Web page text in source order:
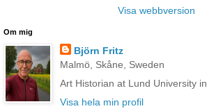
Visa webbversion
Om mig
Björn Fritz
Malmö, Skåne, Sweden
Art Historian at Lund University
Visa hela min profil